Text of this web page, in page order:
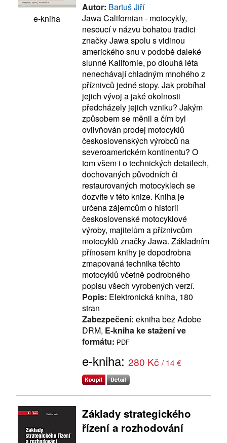
e-kniha
Autor: Bartuš Jiří
Jawa Californian - motocykly,
nesoucí v názvu bohatou tradici
značky Jawa spolu s vidinou
amerického snu v podobě daleké
slunné Kalifornie, po dlouhá léta
nenechávají chladným mnohého z
příznivců jedné stopy. Jak probíhal
jejich vývoj a jaké okolnosti
předcházely jejich vzniku? Jakým
způsobem se měnil a čím byl
ovlivňován prodej motocyklů
československých výrobců na
severoamerickém kontinentu? O
tom všem i o technických detailech,
dochovaných původních či
restaurovaných motocyklech se
dozvíte v této knize. Kniha je
určena zájemcům o historii
československé motocyklové
výroby, majitelům a příznivcům
motocyklů značky Jawa. Základním
přínosem knihy je dopodrobna
zmapovaná technika těchto
motocyklů včetně podrobného
popisu všech vyrobených verzí.
Popis: Elektronická kniha, 180
stran
Zabezpečení: ekniha bez Adobe
DRM, E-kniha ke stažení ve
formátu: PDF
e-kniha: 280 Kč / 14 €
Základy strategického
řízení a rozhodování